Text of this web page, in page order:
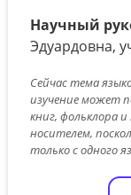
Научный
Эдуардовна,
Сейчас тема
изучение может
книг, фольклора
носителем,
только с одного